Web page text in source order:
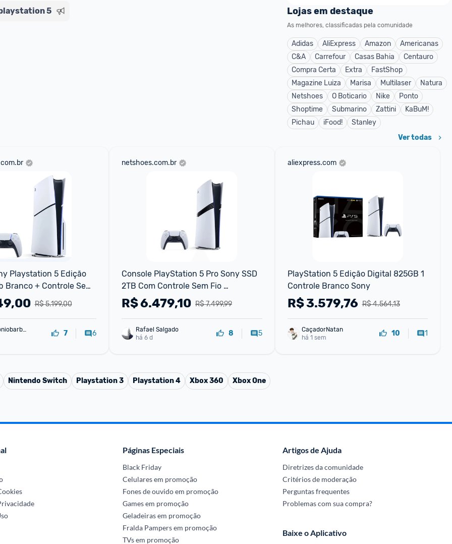
5 Lojas em destaque
As melhores, classificadas pela comunidade
Adidas AliExpress Amazon
Americanas
C&A
Carrefour Casas Bahia
Centauro
Compra Certa
Extra
FastShop
Magazine Luiza
Marisa Multilaser
Natura
Netshoes
O Boticario Nike
Ponto
Shoptime
Submarino Zattini
KaBuM!
Pichau
iFood! Stanley
Ver todas
Playstation 5 Edição
Branco + Controle Sem
Ps5 Branco
R$ 5.199,00
7 6
netshoes.com.br
Console PlayStation 5 Pro Sony SSD
2TB Com Controle Sem Fio
DualSense
R$ 7.499,99
R$6.479,10
Rafael Salgado
há 6 d
8 5
aliexpress.com
PlayStation 5 Edição Digital 825GB 1
Controle Branco Sony
R$ 4.564,13
R$3.579,76
CaçadorNatan
há 1 sem
10 1
Nintendo Switch Playstation 3 Playstation 4 Xbox 360 Xbox One
Páginas Especiais
Black Friday
Celulares em promoção
Fones de ouvido em promoção
Games em promoção
Geladeiras em promoção
Fralda Pampers em promoção
TVs em promoção
Artigos de Ajuda
Diretrizes da comunidade
Critérios de moderação
Perguntas frequentes
Problemas com sua compra?
Baixe o Aplicativo